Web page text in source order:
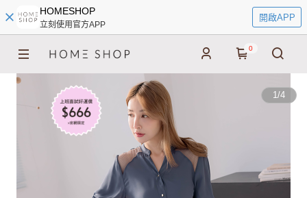
HOMESHOP
立刻使用官方APP
開啟APP
0
1/4